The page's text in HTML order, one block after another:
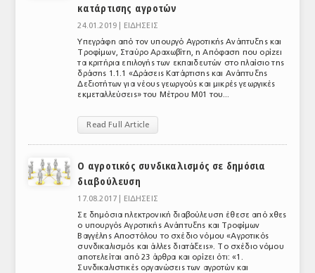
κατάρτισης αγροτών
24.01.2019 |
ΕΙΔΗΣΕΙΣ
Υπεγράφη από τον υπουργό Αγροτικής Ανάπτυξης και
Τροφίμων, Σταύρο Αραχωβίτη, η Απόφαση που ορίζει
τα κριτήρια επιλογής των εκπαιδευτών στο πλαίσιο της
δράσης 1.1.1 «Δράσεις Κατάρτισης και Ανάπτυξης
Δεξιοτήτων για νέους γεωργούς και μικρές γεωργικές
εκμεταλλεύσεις» του Μέτρου Μ01 του...
Read Full Article
Ο αγροτικός συνδικαλισμός σε δημόσια
διαβούλευση
17.08.2017 |
ΕΙΔΗΣΕΙΣ
Σε δημόσια ηλεκτρονική διαβούλευση έθεσε από χθες
ο υπουργός Αγροτικής Ανάπτυξης και Τροφίμων
Βαγγέλης Αποστόλου το σχέδιο νόμου «Αγροτικός
συνδικαλισμός και άλλες διατάξεις». Το σχέδιο νόμου
αποτελείται από 23 άρθρα και ορίζει ότι: «1.
Συνδικαλιστικές οργανώσεις των αγροτών και